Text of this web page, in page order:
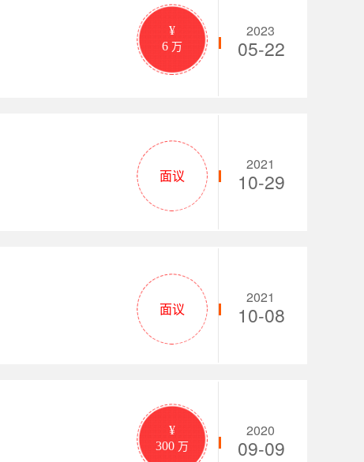
¥
6万
2023
05-22
面议
2021
10-29
面议
2021
10-08
¥
300万
2020
09-09